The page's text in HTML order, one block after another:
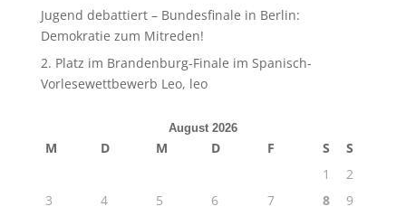
Jugend debattiert – Bundesfinale in Berlin:
Demokratie zum Mitreden!
2. Platz im Brandenburg-Finale im Spanisch-
Vorlesewettbewerb Leo, leo
August 2026
M D M D F S
S
1
2
3
4 5 6 7 8
9